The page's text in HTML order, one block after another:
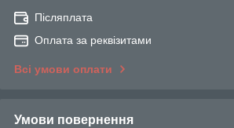
Післяплата
Оплата за реквізитами
Всі умови оплати
Умови повернення